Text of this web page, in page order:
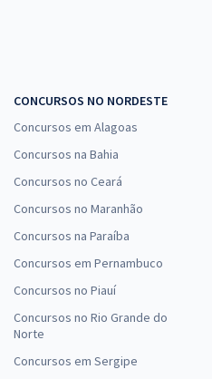
CONCURSOS NO NORDESTE
Concursos em Alagoas
Concursos na Bahia
Concursos no Ceará
Concursos no Maranhão
Concursos na Paraíba
Concursos em Pernambuco
Concursos no Piauí
Concursos no Rio Grande do
Norte
Concursos em Sergipe